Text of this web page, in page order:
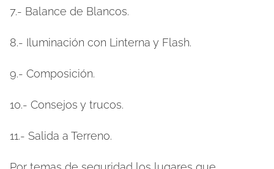
7.- Balance de Blancos.
8.- Iluminación con Linterna y Flash.
9.- Composición.
10.- Consejos y trucos.
11.- Salida a Terreno.